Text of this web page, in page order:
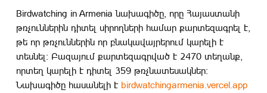
Birdwatching in Armenia նախագիծը, որը Հայաստանի
թռչուններին դիտել սիրողների համար քարտեզագրել է,
թե որ թռչուններին որ բնակավայրերում կարելի է
տեսնել։ Բազայում քարտեզագրված է 2470 տեղանք,
որտեղ կարելի է դիտել 359 թռչնատեսակներ։
Նախագիծը հասանելի է birdwatchingarmenia.vercel.app